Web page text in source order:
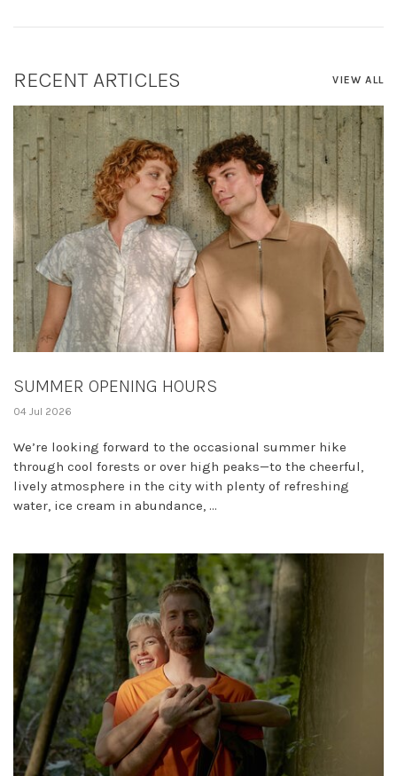
RECENT ARTICLES VIEW ALL
SUMMER OPENING HOURS
04 Jul 2026
We’re looking forward to the occasional summer hike
through cool forests or over high peaks—to the cheerful,
lively atmosphere in the city with plenty of refreshing
water, ice cream in abundance, ...